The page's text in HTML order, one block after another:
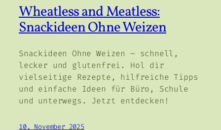
Wheatless and Meatless:
Snackideen Ohne Weizen
Snackideen Ohne Weizen – schnell,
lecker und glutenfrei. Hol dir
vielseitige Rezepte, hilfreiche Tipps
und einfache Ideen für Büro, Schule
und unterwegs. Jetzt entdecken!
10. November 2025